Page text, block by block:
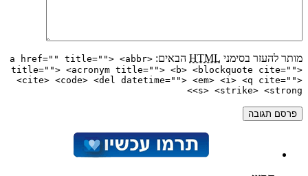
מותר להעזר בסימני HTML הבאים:
<a href="" title=""> <abbr
title=""> <acronym title=""> <b> <blockquote cite="">
<cite> <code> <del datetime=""> <em> <i> <q cite="">
<s> <strike> <strong>